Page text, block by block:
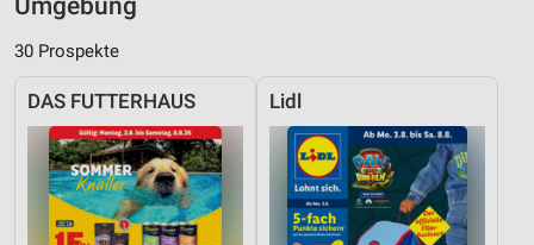
Umgebung
30 Prospekte
DAS FUTTERHAUS Lidl